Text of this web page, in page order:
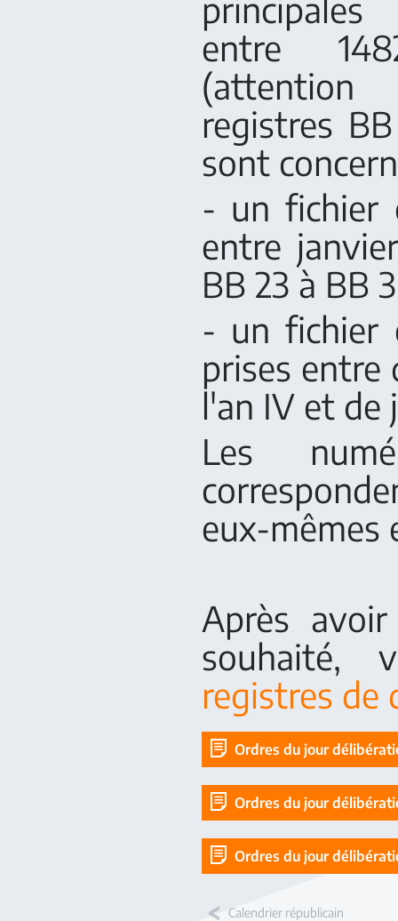
entre
registres
sont
- un fichier
entre
BB 23 à BB
- un fichier
prises entre
l'an IV et de
Les
eux-mêmes
Après
souhaité,
registres de
Ordres du jour
Ordres du jour
Ordres du jour
Calendrier républicain